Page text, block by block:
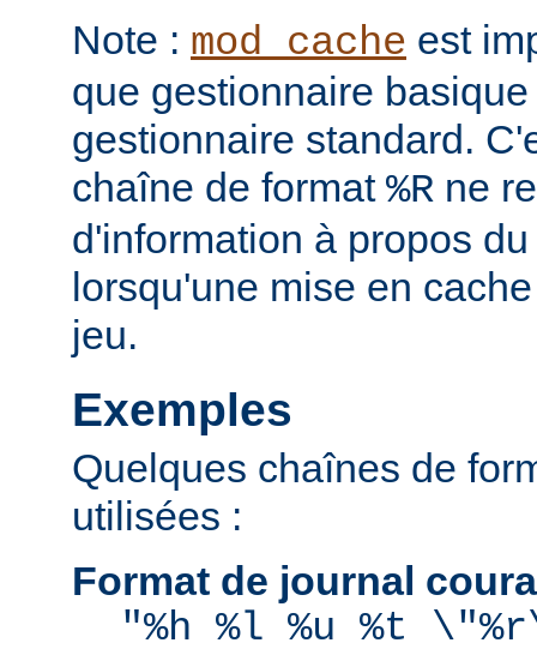
Note : mod_cache est
que gestionnaire
gestionnaire standard.
chaîne de format %R ne
d'information à propos
lorsqu'une mise en
jeu.
Exemples
Quelques chaînes de
utilisées :
Format de journal
"%h %l %u %t